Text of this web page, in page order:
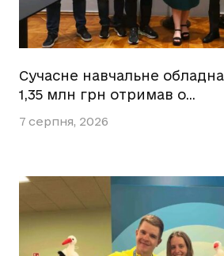
Сучасне навчальне
1,35 млн грн отримав о…
7 серпня, 2026